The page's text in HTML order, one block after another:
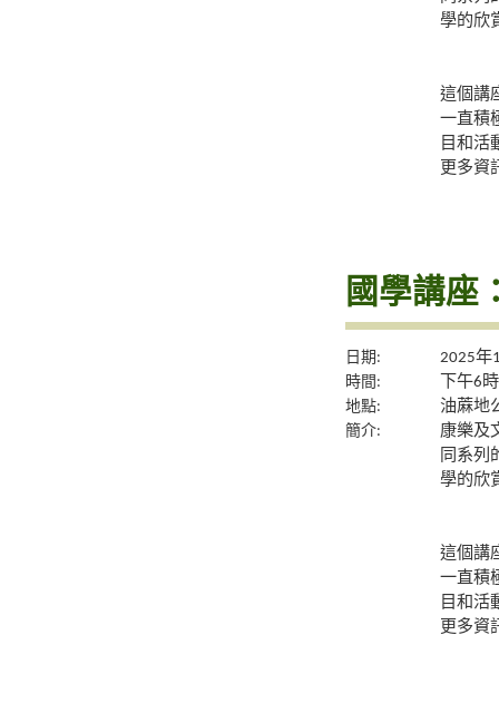
學的欣
這個講
一直積
目和活
更多資
國學講座
日期:
2025年
時間:
下午6
地點:
油蔴地
簡介:
康樂及
同系列
學的欣
這個講
一直積
目和活
更多資